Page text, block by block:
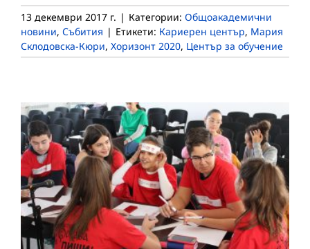
13 декември 2017 г. | Категории: Общоакадемични
новини, Събития | Етикети: Кариерен център, Мария
Склодовска-Кюри, Хоризонт 2020, Център за обучение